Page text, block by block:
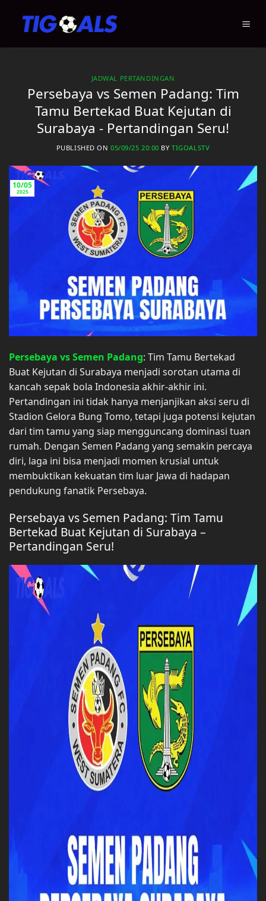
JADWAL PERTANDINGAN
Persebaya vs Semen Padang: Tim
Tamu Bertekad Buat Kejutan di
Surabaya - Pertandingan Seru!
PUBLISHED ON05/09/25 20:00 BYTIGOALSTV
10/05
2025
Persebaya vs Semen Padang: Tim Tamu Bertekad
Buat Kejutan di Surabaya menjadi sorotan utama di
kancah sepak bola Indonesia akhir-akhir ini.
Pertandingan ini tidak hanya menjanjikan aksi seru di
Stadion Gelora Bung Tomo, tetapi juga potensi kejutan
dari tim tamu yang siap mengguncang dominasi tuan
rumah. Dengan Semen Padang yang semakin percaya
diri, laga ini bisa menjadi momen krusial untuk
membuktikan kekuatan tim luar Jawa di hadapan
pendukung fanatik Persebaya.
Persebaya vs Semen Padang: Tim Tamu
Bertekad Buat Kejutan di Surabaya –
Pertandingan Seru!